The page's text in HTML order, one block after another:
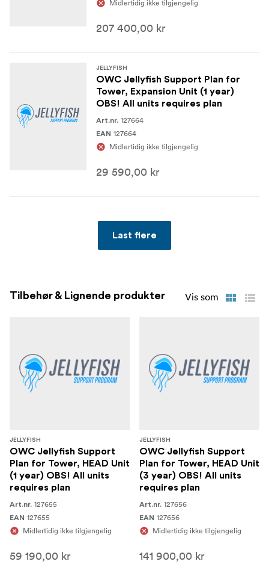
Midlertidig ikke tilgjengelig
207 400,00 kr
JELLYFISH
OWC Jellyfish Support Plan for
Tower, Expansion Unit (1 year)
OBS! All units requires plan
Art.nr. 127664
EAN 127664
Midlertidig ikke tilgjengelig
29 590,00 kr
Last flere
Tilbehør & Lignende produkter Vis som
JELLYFISH
OWC Jellyfish Support
Plan for Tower, HEAD Unit
(1 year) OBS! All units
requires plan
Art.nr. 127655
EAN 127655
Midlertidig ikke tilgjengelig
59 190,00 kr
JELLYFISH
OWC Jellyfish Support
Plan for Tower, HEAD Unit
(3 year) OBS! All units
requires plan
Art.nr. 127656
EAN 127656
Midlertidig ikke tilgjengelig
141 900,00 kr